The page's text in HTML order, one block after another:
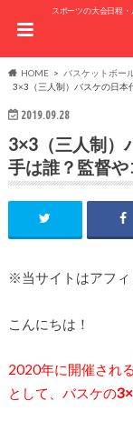
スポーツの大会日程
HOME バスケットボー
3×3（三人制）バスケの日本
2019.09.28
3×3（三人制）
手は誰？監督や
※当サイトはアフィ
こんにちは！
2020年に開催される
として、バスケの